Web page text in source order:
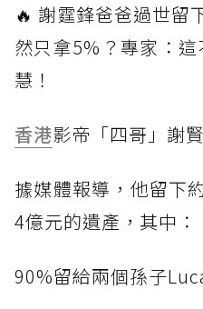
🔥 謝霆鋒爸爸過世留
然只拿5%？專家：
慧！
香港影帝「四哥」謝
據媒體報導，他留下
4億元的遺產，其中：
90%留給兩個孫子